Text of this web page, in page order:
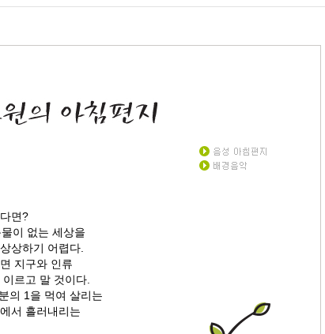
면?
이 없는 세상을
상하기 어렵다.
지구와 인류
르고 말 것이다.
의 1을 먹여 살리는
서 흘러내리는